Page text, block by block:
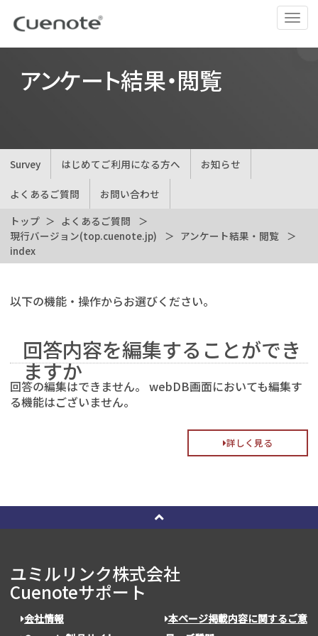
ナ
ビ
ゲ
切
アンケート結果・閲覧
Survey はじめてご利用になる方へ お知らせ
よくあるご質問
お問い合わせ
トップ
よくあるご質問
現行バージョン(top.cuenote.jp)
アンケート結果・閲覧
index
以下の機能・操作からお選びください。
回答内容を編集することができ
ますか
回答の編集はできません。 webDB画面においても編集す
る機能はございません。
詳しく見る
ユミルリンク株式会社
Cuenoteサポート
会社情報
本ページ掲載内容に関するご意